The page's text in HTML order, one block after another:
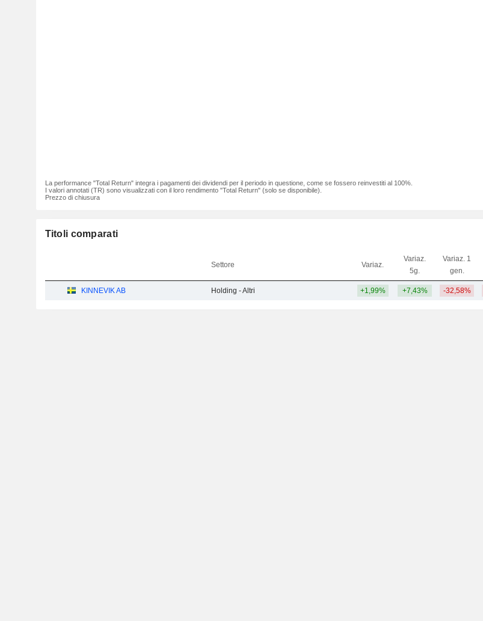
La performance "Total Return" integra i pagamenti dei dividendi per il periodo in questione, come se fossero reinvestiti al 100%.
I valori annotati (TR) sono visualizzati con il loro rendimento "Total Return" (solo se disponibile).
Prezzo di chiusura
Titoli comparati
Settore Variaz.
Variaz.
5g.
Variaz. 1
gen.
KINNEVIK AB Holding - Altri +1,99% +7,43% -32,58%